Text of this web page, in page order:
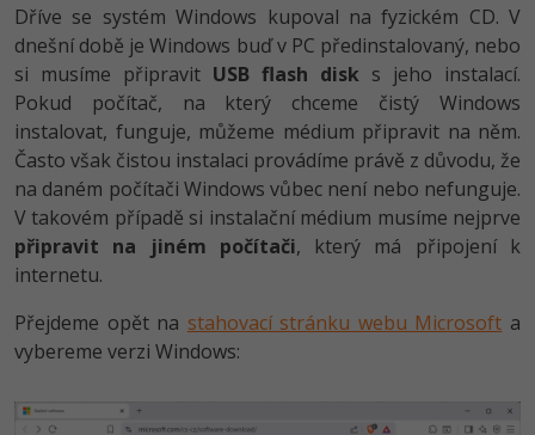
Adobe After Effects
Blender -80%
Inkscape
Fotografování -80%
Video
Fórum
Dříve se systém Windows kupoval na fyzickém CD. V
dnešní době je Windows buď v PC předinstalovaný, nebo
si musíme připravit USB flash disk s jeho instalací.
Pokud počítač, na který chceme čistý Windows
instalovat, funguje, můžeme médium připravit na něm.
Často však čistou instalaci provádíme právě z důvodu, že
na daném počítači Windows vůbec není nebo nefunguje.
V takovém případě si instalační médium musíme nejprve
připravit na jiném počítači, který má připojení k
internetu.
Přejdeme opět na stahovací stránku webu Microsoft a
vybereme verzi Windows: